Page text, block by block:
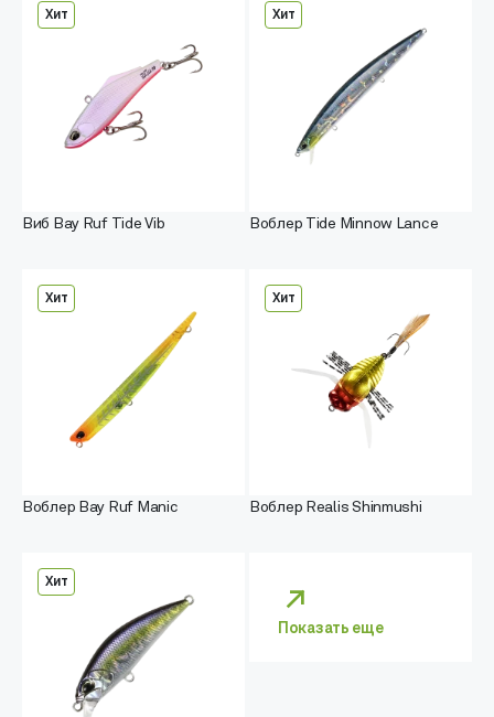
Хит
Виб Bay Ruf Tide Vib
Хит
Воблер Tide Minnow Lance
Хит
Воблер Bay Ruf Manic
Хит
Воблер Realis Shinmushi
Хит
Показать еще